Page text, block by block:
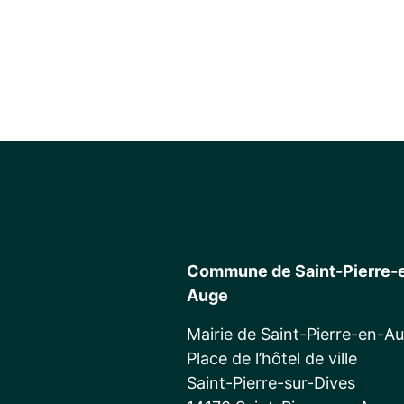
Commune de Saint-Pierre-
Auge
Mairie de Saint-Pierre-en-
Place de l’hôtel de ville
Saint-Pierre-sur-Dives